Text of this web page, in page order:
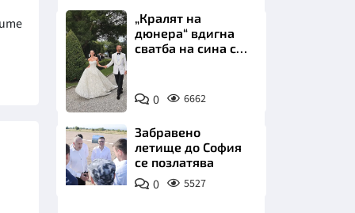
Снимка:
Инстаграм
„Кралят на
дюнера“ вдигна
сватба на сина си
Комо
0 6662
Забравено
летище до София
се позлатява
0 5527